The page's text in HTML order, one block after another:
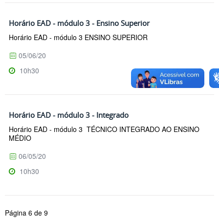
Horário EAD - módulo 3 - Ensino Superior
Horário EAD - módulo 3 ENSINO SUPERIOR
05/06/20
10h30
Horário EAD - módulo 3 - Integrado
Horário EAD - módulo 3 TÉCNICO INTEGRADO AO ENSINO
MÉDIO
06/05/20
10h30
Página 6 de 9